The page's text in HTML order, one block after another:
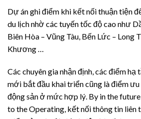
Dự án ghi điểm khi kết nối thuận tiện
du lịch nhờ các tuyến tốc độ cao như
Biên Hòa – Vũng Tàu, Bến Lức – Long
Khương …
Các chuyên gia nhận định, các điểm hạ
mới bắt đầu khai triển cũng là điểm
động sản ở mức hợp lý. By in the
to the Operating, kết nối thông tin liên